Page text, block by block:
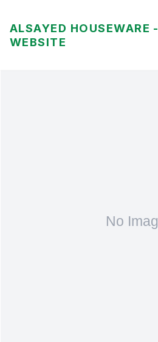
ALSAYED HOUSEWARE -
WEBSITE